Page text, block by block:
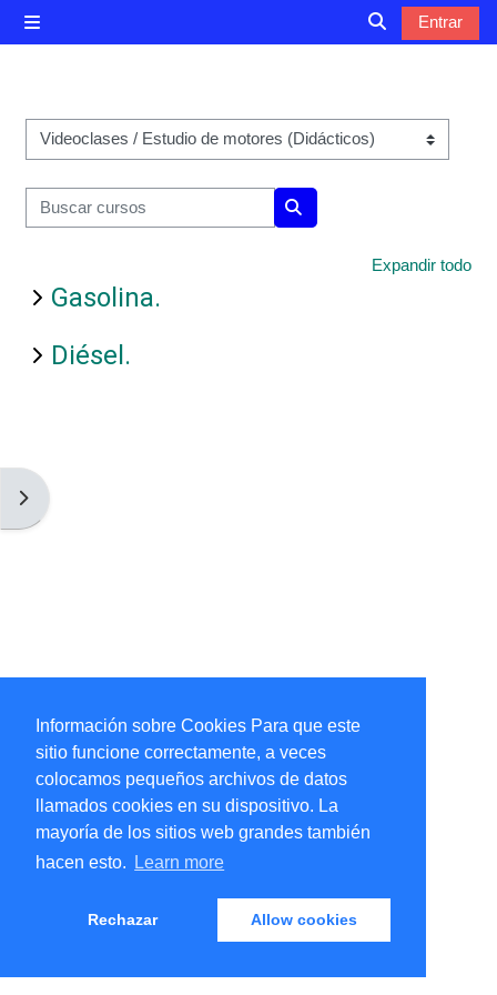
Información sobre Cookies Para que este
sitio funcione correctamente, a veces
colocamos pequeños archivos de datos
llamados cookies en su dispositivo. La
mayoría de los sitios web grandes también
hacen esto.
Learn more
Rechazar Allow cookies
Entrar
Abrir cajón de bloques
Categorías
Buscar cursos
Expandir todo
Gasolina.
Diésel.